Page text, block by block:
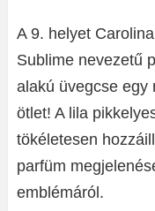
A 9. helyet
Sublime nevezetű
alakú üvegcse egy
ötlet! A lila
tökéletesen
parfüm
emblémáról.